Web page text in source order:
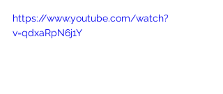
https://www.youtube.com/watch?
v=qdxaRpN6j1Y